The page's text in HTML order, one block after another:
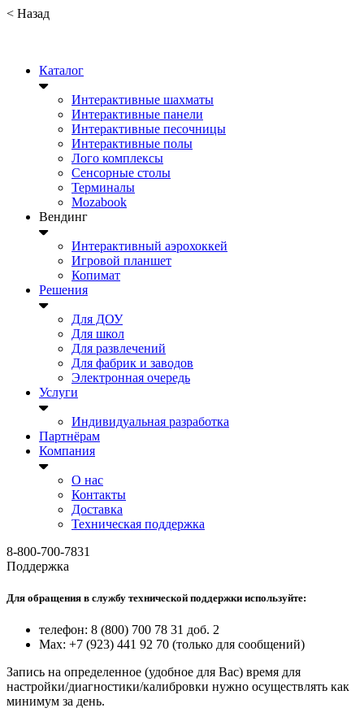
< Назад
Каталог
Интерактивные шахматы
Интерактивные панели
Интерактивные песочницы
Интерактивные полы
Лого комплексы
Сенсорные столы
Терминалы
Mozabook
Вендинг
Интерактивный аэрохоккей
Игровой планшет
Копимат
Решения
Для ДОУ
Для школ
Для развлечений
Для фабрик и заводов
Электронная очередь
Услуги
Индивидуальная разработка
Партнёрам
Компания
О нас
Контакты
Доставка
Техническая поддержка
8-800-700-7831
Поддержка
Для обращения в службу технической поддержки используйте:
телефон: 8 (800) 700 78 31 доб. 2
Max: +7 (923) 441 92 70 (только для сообщений)
Запись на определенное (удобное для Вас) время для
настройки/диагностики/калибровки нужно осуществлять как
минимум за день.